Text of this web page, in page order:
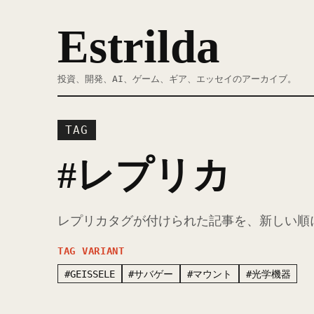
Estrilda
投資、開発、AI、ゲーム、ギア、エッセイのアーカイブ。
TAG
#レプリカ
レプリカタグが付けられた記事を、新しい順
TAG VARIANT
#GEISSELE #サバゲー #マウント #光学機器